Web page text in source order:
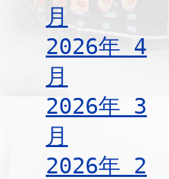
月
2026年 4
月
2026年 3
月
2026年 2